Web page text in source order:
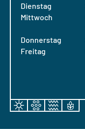
Dienstag
Mittwoch
Donnerstag
Freitag